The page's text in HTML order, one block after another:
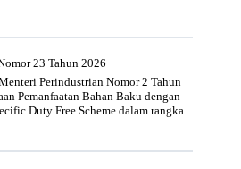
23 Tahun 2026
Perindustrian Nomor 2 Tahun
Pemanfaatan Bahan Baku dengan
Duty Free Scheme dalam rangka